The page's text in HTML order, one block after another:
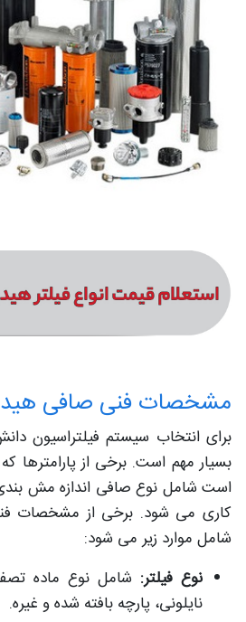
مشخصات فنی صافی
برای انتخاب سیستم فیلتراسیون
بسیار مهم است. برخی از پارامترها
است شامل نوع صافی اندازه مش
کاری می شود. برخی از مشخصات
شامل موارد زیر می شود:
نوع فیلتر: شامل نوع ماده
نایلونی، پارچه بافته شده و غیره.